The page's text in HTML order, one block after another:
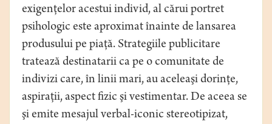
exigenţelor acestui individ, al cărui portret
psihologic este aproximat înainte de lansarea
produsului pe piaţă. Strategiile publicitare
tratează destinatarii ca pe o comunitate de
indivizi care, în linii mari, au aceleaşi dorinţe,
aspiraţii, aspect fizic şi vestimentar. De aceea se
şi emite mesajul verbal-iconic stereotipizat,